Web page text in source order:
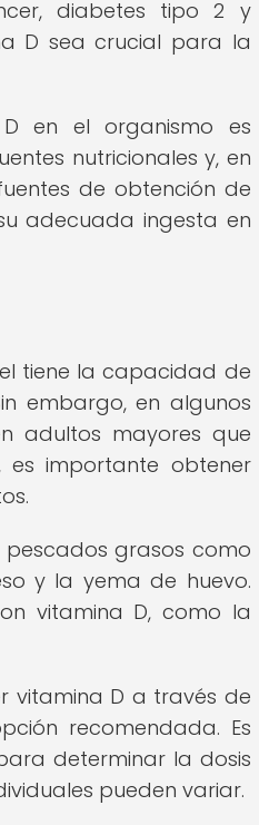
diabetes tipo 2 y
D sea crucial para la
en el organismo es
nutricionales y, en
de obtención de
adecuada ingesta en
tiene la capacidad de
embargo, en algunos
adultos mayores que
es importante obtener
pescados grasos como
y la yema de huevo.
vitamina D, como la
vitamina D a través de
recomendada. Es
determinar la dosis
pueden variar.